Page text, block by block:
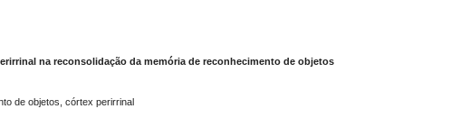
na reconsolidação da memória de reconhecimento de objetos
de objetos, córtex perirrinal